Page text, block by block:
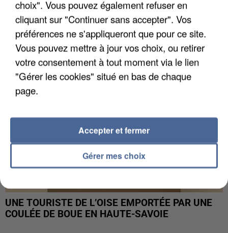
UN SECOND CADRE DE LA DZ MAFIA
INTERPELLÉ EN ALGÉRIE
UNE TOURISTE DE L’OISE EMPORTÉE PAR UNE
COULÉE DE BOUE EN HAUTE-SAVOIE
choix". Vous pouvez également refuser en
cliquant sur "Continuer sans accepter". Vos
préférences ne s'appliqueront que pour ce site.
Vous pouvez mettre à jour vos choix, ou retirer
votre consentement à tout moment via le lien
"Gérer les cookies" situé en bas de chaque
page.
Gérer mes choix
Accepter et fermer